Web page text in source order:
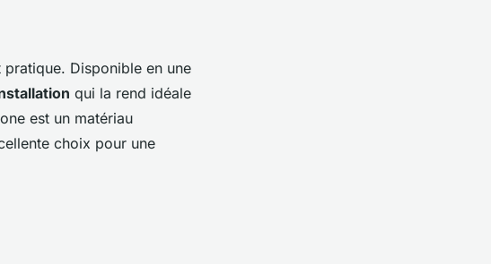
Disponible en une
qui la rend idéale
est un matériau
choix pour une